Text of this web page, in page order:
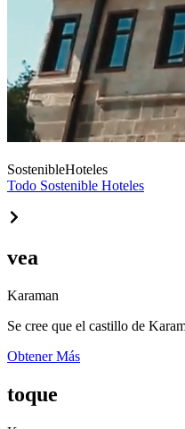
SostenibleHoteles
Todo Sostenible Hoteles
vea
Karaman
Se cree que el castillo de
Obtener Más
toque